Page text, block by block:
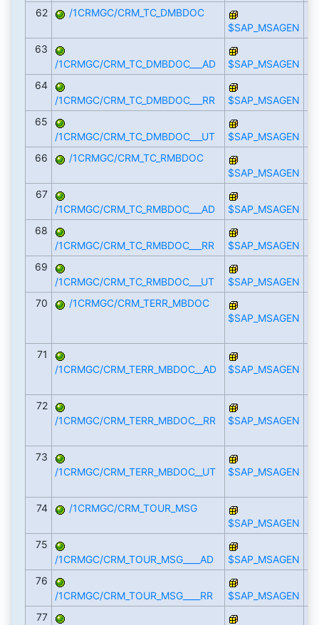
62
/1CRMGC/CRM_TC_DMBDOC
$SAP_MSAGEN
63
/1CRMGC/CRM_TC_DMBDOC___AD
$SAP_MSAGEN
64
/1CRMGC/CRM_TC_DMBDOC___RR
$SAP_MSAGEN
65
/1CRMGC/CRM_TC_DMBDOC___UT
$SAP_MSAGEN
66
/1CRMGC/CRM_TC_RMBDOC
$SAP_MSAGEN
67
/1CRMGC/CRM_TC_RMBDOC___AD
$SAP_MSAGEN
68
/1CRMGC/CRM_TC_RMBDOC___RR
$SAP_MSAGEN
69
/1CRMGC/CRM_TC_RMBDOC___UT
$SAP_MSAGEN
70
/1CRMGC/CRM_TERR_MBDOC
$SAP_MSAGEN
71
/1CRMGC/CRM_TERR_MBDOC__AD
$SAP_MSAGEN
72
/1CRMGC/CRM_TERR_MBDOC__RR
$SAP_MSAGEN
73
/1CRMGC/CRM_TERR_MBDOC__UT
$SAP_MSAGEN
74
/1CRMGC/CRM_TOUR_MSG
$SAP_MSAGEN
75
/1CRMGC/CRM_TOUR_MSG____AD
$SAP_MSAGEN
76
/1CRMGC/CRM_TOUR_MSG____RR
$SAP_MSAGEN
77